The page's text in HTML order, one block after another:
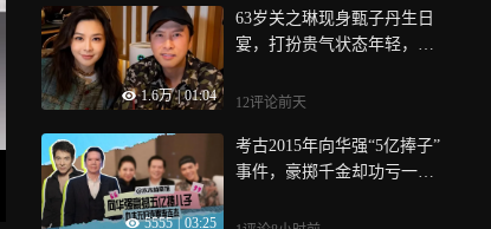
1.6万 | 01:04
63岁关之琳现身甄子丹生日
宴，打扮贵气状态年轻，皮
12评论前天
5555 | 03:25
考古2015年向华强“5亿捧子”
事件，豪掷千金却功亏一
圈往事